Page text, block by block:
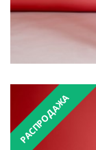
РАСПРОДАЖА